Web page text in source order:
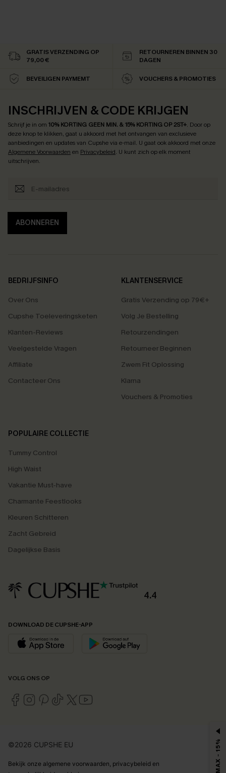
GRATIS VERZENDING OP
79,00 €
RETOURNEREN BINNEN 30
DAGEN
BEVEILIGEN PAYMEMT VOUCHERS & PROMOTIES
INSCHRIJVEN & CODE KRIJGEN
Schrijf je in om 10% KORTING GEEN MIN. & 15% KORTING OP 2ST+. Door op
deze knop te klikken, gaat u akkoord met het ontvangen van exclusieve
aanbiedingen en updates van Cupshe via e-mail. U gaat ook akkoord met onze
Algemene Voorwaarden en Privacybeleid. U kunt zich op elk moment
uitschrijven.
ABONNEREN
BEDRIJFSINFO
Over Ons
Cupshe Toeleveringsketen
Klanten-Reviews
Veelgestelde Vragen
Affiliate
Contacteer Ons
KLANTENSERVICE
Gratis Verzending op 79€+
Volg Je Bestelling
Retourzendingen
Retourneer Beginnen
Zwem Fit Oplossing
Klarna
Vouchers & Promoties
POPULAIRE COLLECTIE
Tummy Control
High Waist
Vakantie Must-have
Charmante Feestlooks
Kleuren Schitteren
Zacht Gebreid
Dagelijkse Basis
4.4
DOWNLOAD DE CUPSHE-APP
VOLG ONS OP
©2026 CUPSHE EU
Bekijk onze algemene voorwaarden privacybeleid en
MAX - 15%